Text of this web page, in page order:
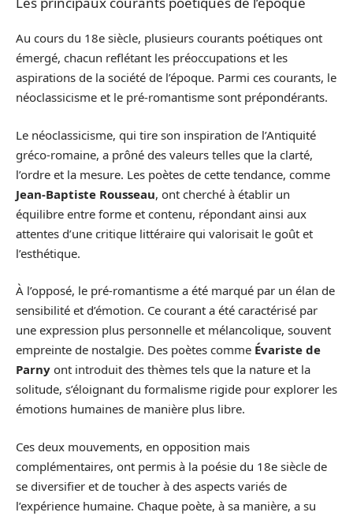
Au cours du 18e siècle, plusieurs courants poétiques ont
émergé, chacun reflétant les préoccupations et les
aspirations de la société de l’époque. Parmi ces courants, le
néoclassicisme et le pré-romantisme sont prépondérants.
Le néoclassicisme, qui tire son inspiration de l’Antiquité
gréco-romaine, a prôné des valeurs telles que la clarté,
l’ordre et la mesure. Les poètes de cette tendance, comme
Jean-Baptiste Rousseau, ont cherché à établir un
équilibre entre forme et contenu, répondant ainsi aux
attentes d’une critique littéraire qui valorisait le goût et
l’esthétique.
À l’opposé, le pré-romantisme a été marqué par un élan de
sensibilité et d’émotion. Ce courant a été caractérisé par
une expression plus personnelle et mélancolique, souvent
empreinte de nostalgie. Des poètes comme Évariste de
Parny ont introduit des thèmes tels que la nature et la
solitude, s’éloignant du formalisme rigide pour explorer les
émotions humaines de manière plus libre.
Ces deux mouvements, en opposition mais
complémentaires, ont permis à la poésie du 18e siècle de
se diversifier et de toucher à des aspects variés de
l’expérience humaine. Chaque poète, à sa manière, a su